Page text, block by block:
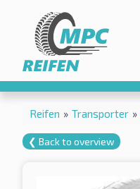
Reifen » Transporter »
❮ Back to overview